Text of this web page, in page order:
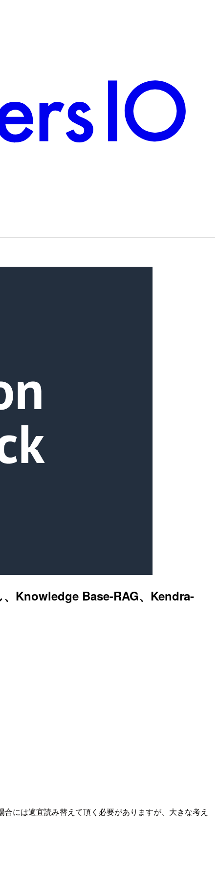
Knowledge Base-RAG、Kendra-
には適宜読み替えて頂く必要がありますが、大きな考え